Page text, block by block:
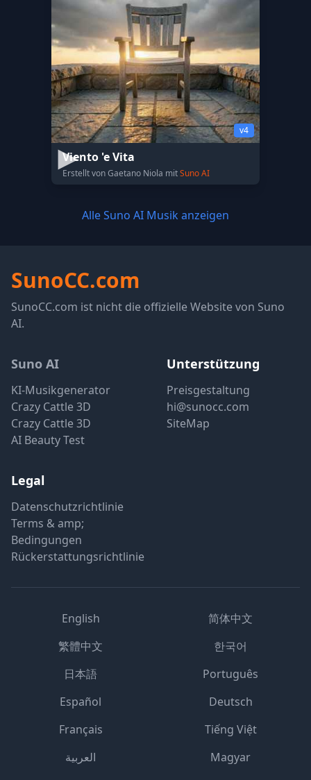
v4
Viento 'e Vita
Erstellt von Gaetano Niola mitSuno AI
Alle Suno AI Musik anzeigen
SunoCC.com
SunoCC.com ist nicht die offizielle Website von Suno
AI.
Suno AI
KI-Musikgenerator
Crazy Cattle 3D
Crazy Cattle 3D
AI Beauty Test
Unterstützung
Preisgestaltung
hi@sunocc.com
SiteMap
Legal
Datenschutzrichtlinie
Terms & amp;
Bedingungen
Rückerstattungsrichtlinie
English
简体中文
繁體中文
한국어
日本語
Português
Español
Deutsch
Français
Tiếng Việt
العربية
Magyar